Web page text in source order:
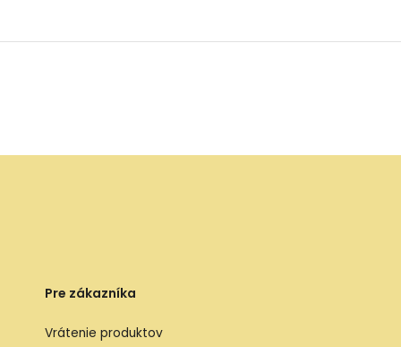
Pre zákazníka
Vrátenie produktov